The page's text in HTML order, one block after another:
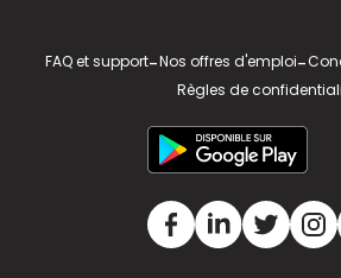
FAQ et support-Nos offres d'emploi-
Règles de